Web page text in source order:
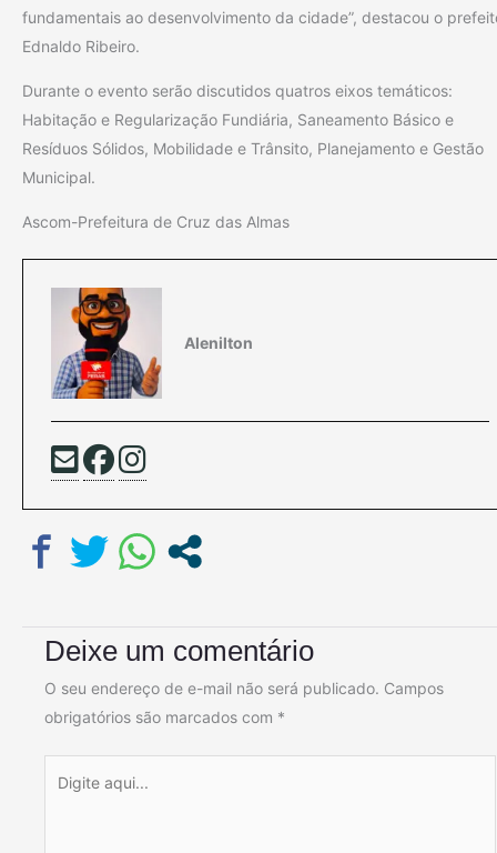
fundamentais ao desenvolvimento da cidade”, destacou o
Ednaldo Ribeiro.
Durante o evento serão discutidos quatros eixos temáticos:
Habitação e Regularização Fundiária, Saneamento Básico e
Resíduos Sólidos, Mobilidade e Trânsito, Planejamento e Gestão
Municipal.
Ascom-Prefeitura de Cruz das Almas
Alenilton
Deixe um comentário
O seu endereço de e-mail não será publicado. Campos
obrigatórios são marcados com *
aqui...